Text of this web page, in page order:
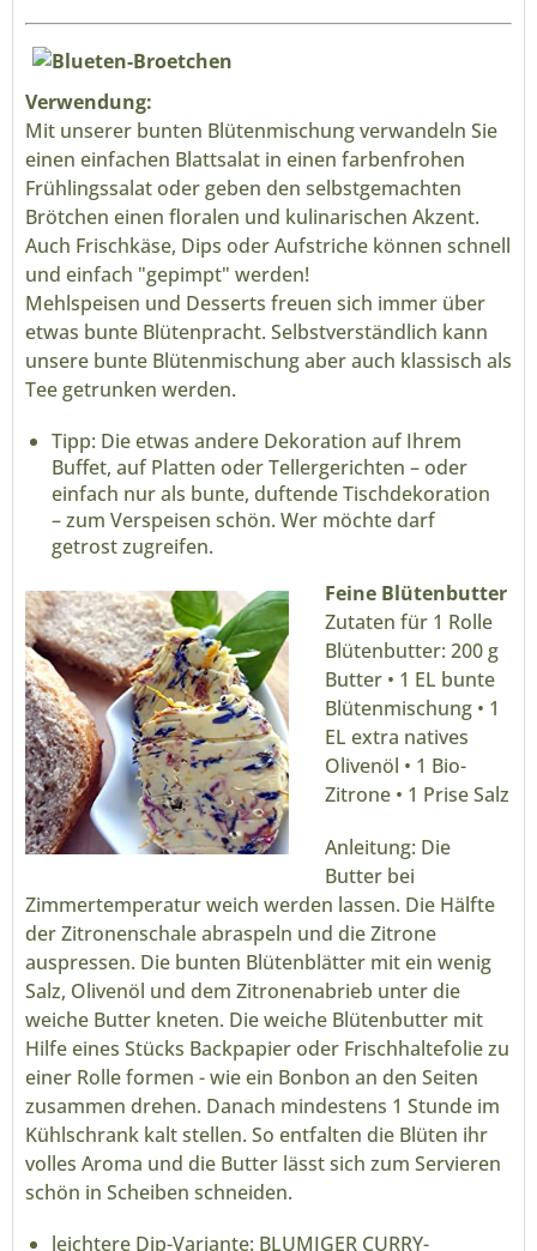
Verwendung:
Mit unserer bunten Blütenmischung verwandeln Sie
einen einfachen Blattsalat in einen farbenfrohen
Frühlingssalat oder geben den selbstgemachten
Brötchen einen floralen und kulinarischen Akzent.
Auch Frischkäse, Dips oder Aufstriche können schnell
und einfach "gepimpt" werden!
Mehlspeisen und Desserts freuen sich immer über
etwas bunte Blütenpracht. Selbstverständlich kann
unsere bunte Blütenmischung aber auch klassisch als
Tee getrunken werden.
Tipp: Die etwas andere Dekoration auf Ihrem
Buffet, auf Platten oder Tellergerichten – oder
einfach nur als bunte, duftende Tischdekoration
– zum Verspeisen schön. Wer möchte darf
getrost zugreifen.
Feine Blütenbutter
Zutaten für 1 Rolle
Blütenbutter: 200 g
Butter • 1 EL bunte
Blütenmischung • 1
EL extra natives
Olivenöl • 1 Bio-
Zitrone • 1 Prise Salz
Anleitung: Die
Butter bei
Zimmertemperatur weich werden lassen. Die Hälfte
der Zitronenschale abraspeln und die Zitrone
auspressen. Die bunten Blütenblätter mit ein wenig
Salz, Olivenöl und dem Zitronenabrieb unter die
weiche Butter kneten. Die weiche Blütenbutter mit
Hilfe eines Stücks Backpapier oder Frischhaltefolie zu
einer Rolle formen - wie ein Bonbon an den Seiten
zusammen drehen. Danach mindestens 1 Stunde im
Kühlschrank kalt stellen. So entfalten die Blüten ihr
volles Aroma und die Butter lässt sich zum Servieren
schön in Scheiben schneiden.
leichtere Dip-Variante: BLUMIGER CURRY-